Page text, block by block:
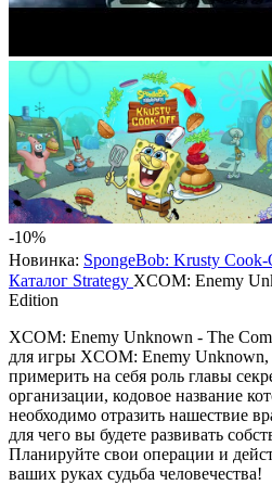
-10%
Новинка: SpongeBob: Krusty
Каталог Strategy XCOM: Enemy
Edition
XCOM: Enemy Unknown - The
для игры XCOM: Enemy Unknown,
примерить на себя роль главы
организации, кодовое название
необходимо отразить нашествие
для чего вы будете развивать
Планируйте свои операции и
ваших руках судьба человечества!